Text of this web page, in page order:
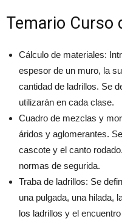
Temario Curso
Cálculo de materiales:
espesor de un muro, la
cantidad de ladrillos. Se
utilizarán en cada clase.
Cuadro de mezclas y
áridos y aglomerantes.
cascote y el canto
normas de segurida.
Traba de ladrillos: Se
una pulgada, una hilada,
los ladrillos y el